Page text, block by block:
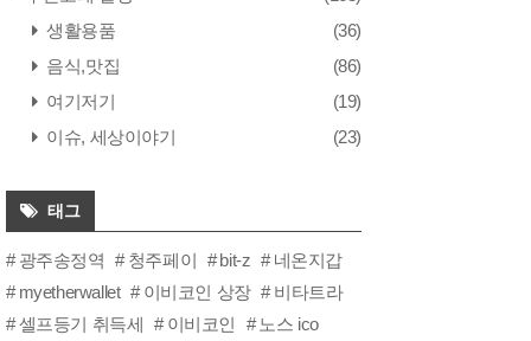
생활용품
(36)
음식,맛집
(86)
여기저기
(19)
이슈, 세상이야기
(23)
태그
광주송정역 청주페이 bit-z
네온지갑
myetherwallet
이비코인 상장
비타트라
셀프등기 취득세
이비코인
노스 ico